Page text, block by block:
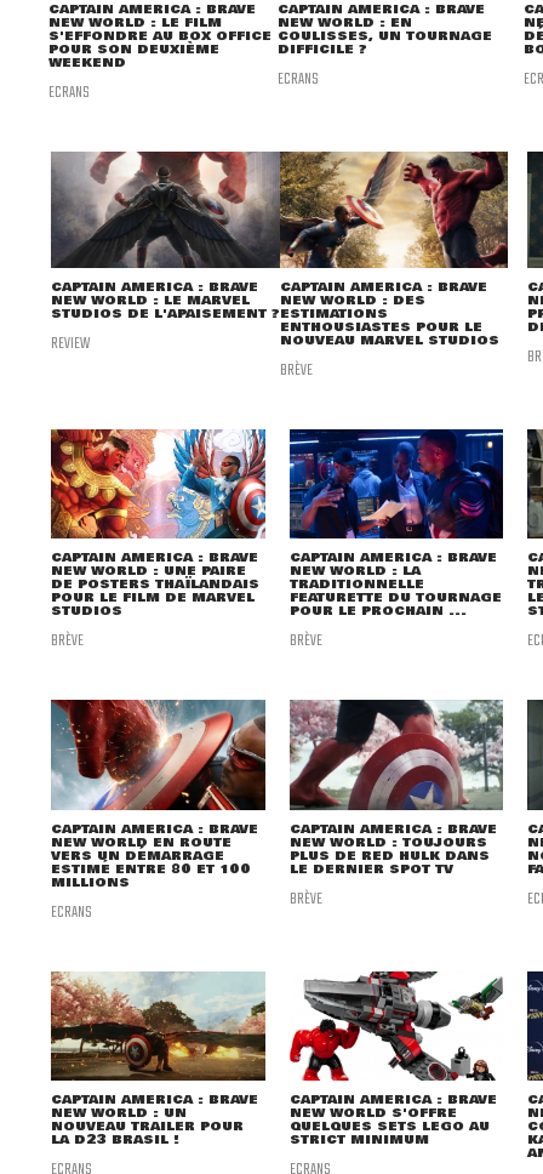
CAPTAIN AMERICA : BRAVE
NEW WORLD : LE FILM
S'EFFONDRE AU BOX OFFICE
POUR SON DEUXIÈME
WEEKEND
ECRANS
CAPTAIN AMERICA : BRAVE
NEW WORLD : EN
COULISSES, UN TOURNAGE
DIFFICILE ?
ECRANS
CAPTAIN AMERICA : BRAVE
NEW WORLD : LE MARVEL
STUDIOS DE L'APAISEMENT ?
REVIEW
CAPTAIN AMERICA : BRAVE
NEW WORLD : DES
ESTIMATIONS
ENTHOUSIASTES POUR LE
NOUVEAU MARVEL STUDIOS
BRÈVE
CAPTAIN AMERICA : BRAVE
NEW WORLD : UNE PAIRE
DE POSTERS THAÏLANDAIS
POUR LE FILM DE MARVEL
STUDIOS
BRÈVE
CAPTAIN AMERICA : BRAVE
NEW WORLD : LA
TRADITIONNELLE
FEATURETTE DU TOURNAGE
POUR LE PROCHAIN ...
BRÈVE
CAPTAIN AMERICA : BRAVE
NEW WORLD EN ROUTE
VERS UN DÉMARRAGE
ESTIMÉ ENTRE 80 ET 100
MILLIONS
ECRANS
CAPTAIN AMERICA : BRAVE
NEW WORLD : TOUJOURS
PLUS DE RED HULK DANS
LE DERNIER SPOT TV
BRÈVE
CAPTAIN AMERICA : BRAVE
NEW WORLD : UN
NOUVEAU TRAILER POUR
LA D23 BRASIL !
CAPTAIN AMERICA : BRAVE
NEW WORLD S'OFFRE
QUELQUES SETS LEGO AU
STRICT MINIMUM